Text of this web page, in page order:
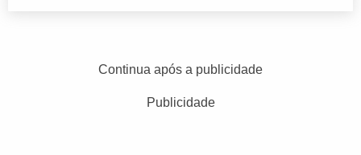
Continua após a publicidade
Publicidade